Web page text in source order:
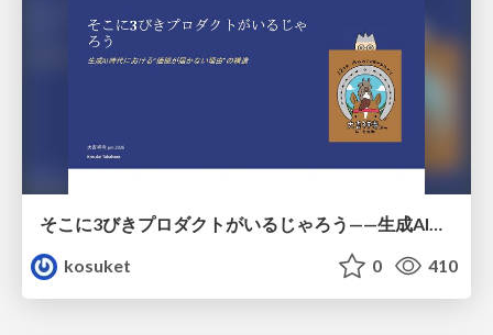
そこに3びきプロダクトがいるじゃろう——生成AI時代における“価値が届かない理由”の構造
kosuket
0 410